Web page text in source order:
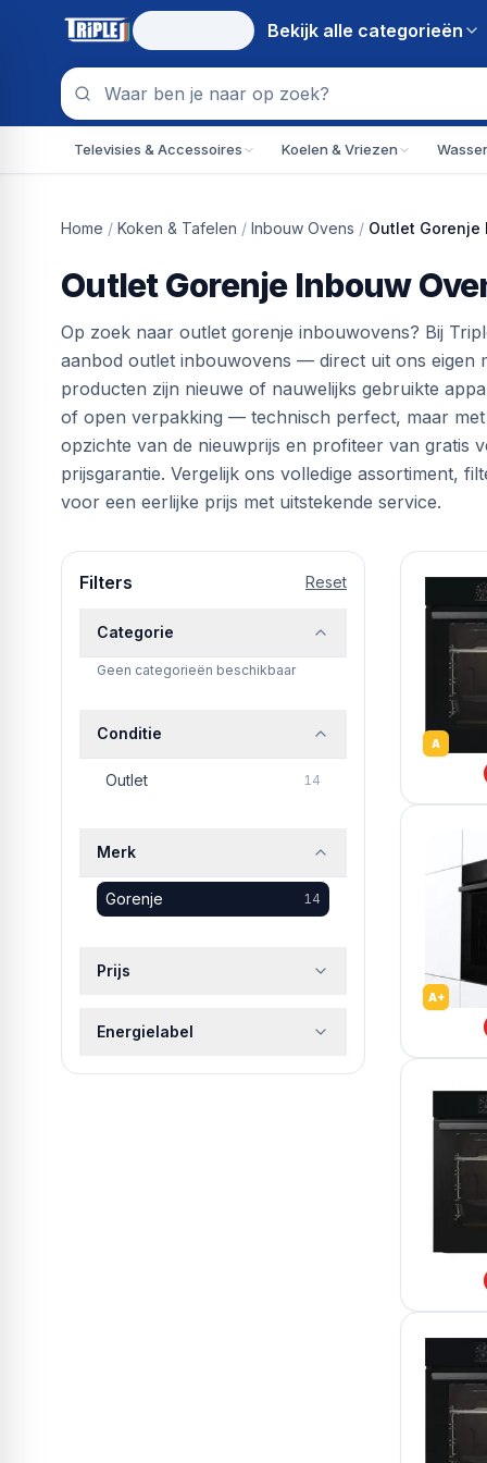
Bekijk alle categorieën
Televisies & Accessoires Koelen & Vriezen
Home / Koken & Tafelen / Inbouw Ovens / Outlet Gorenje
Outlet Gorenje Inbouw
Op zoek naar outlet gorenje inbouwovens? Bij
aanbod outlet inbouwovens — direct uit ons eigen
producten zijn nieuwe of nauwelijks gebruikte
of open verpakking — technisch perfect, maar
opzichte van de nieuwprijs en profiteer van gratis
prijsgarantie. Vergelijk ons volledige assortiment,
voor een eerlijke prijs met uitstekende service.
Filters Reset
Categorie
Geen categorieën beschikbaar
Conditie
Outlet 14
Merk
Gorenje 14
Prijs
Energielabel
A
A+